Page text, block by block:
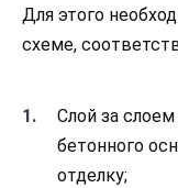
Для этого
схеме,
Слой за
бетонного
отделку;